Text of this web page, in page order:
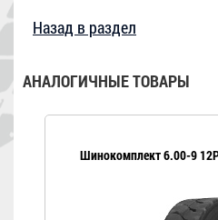
Назад в раздел
АНАЛОГИЧНЫЕ ТОВАРЫ
Шинокомплект 6.00-9